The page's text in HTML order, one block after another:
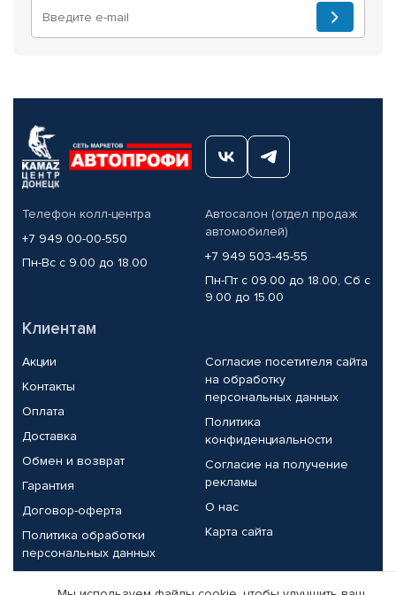
Телефон колл-центра
+7 949 00-00-550
Пн-Вс с 9.00 до 18.00
Автосалон (отдел продаж
автомобилей)
+7 949 503-45-55
Пн-Пт с 09.00 до 18.00, Сб с
9.00 до 15.00
Клиентам
Акции
Контакты
Оплата
Доставка
Обмен и возврат
Гарантия
Договор-оферта
Политика обработки
персональных данных
Согласие посетителя сайта
на обработку
персональных данных
Политика
конфиденциальности
Согласие на получение
рекламы
О нас
Карта сайта